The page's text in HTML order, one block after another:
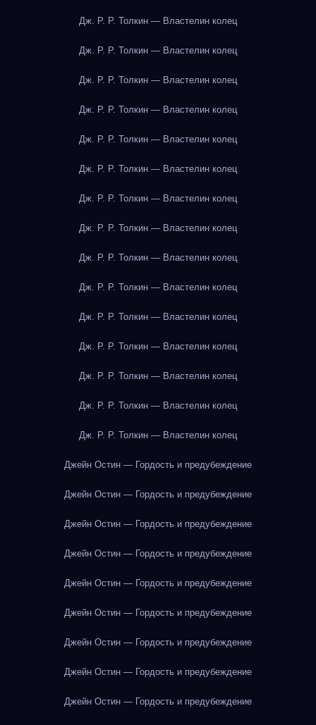
Дж. Р. Р. Толкин — Властелин колец
Дж. Р. Р. Толкин — Властелин колец
Дж. Р. Р. Толкин — Властелин колец
Дж. Р. Р. Толкин — Властелин колец
Дж. Р. Р. Толкин — Властелин колец
Дж. Р. Р. Толкин — Властелин колец
Дж. Р. Р. Толкин — Властелин колец
Дж. Р. Р. Толкин — Властелин колец
Дж. Р. Р. Толкин — Властелин колец
Дж. Р. Р. Толкин — Властелин колец
Дж. Р. Р. Толкин — Властелин колец
Дж. Р. Р. Толкин — Властелин колец
Дж. Р. Р. Толкин — Властелин колец
Дж. Р. Р. Толкин — Властелин колец
Дж. Р. Р. Толкин — Властелин колец
Джейн Остин — Гордость и предубеждение
Джейн Остин — Гордость и предубеждение
Джейн Остин — Гордость и предубеждение
Джейн Остин — Гордость и предубеждение
Джейн Остин — Гордость и предубеждение
Джейн Остин — Гордость и предубеждение
Джейн Остин — Гордость и предубеждение
Джейн Остин — Гордость и предубеждение
Джейн Остин — Гордость и предубеждение